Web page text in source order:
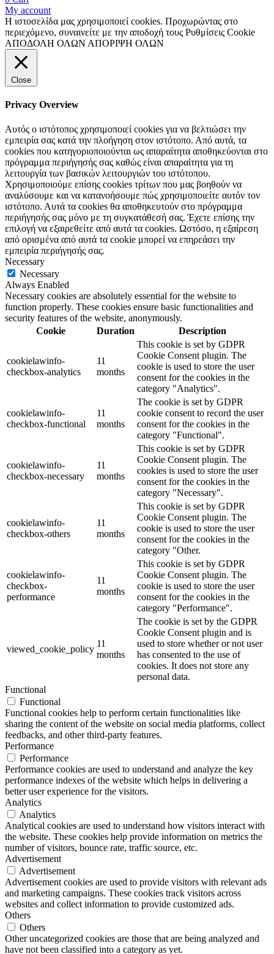
My account
Η ιστοσελίδα μας χρησιμοποιεί cookies. Προχωρώντας στο
περιεχόμενο, συναινείτε με την αποδοχή τους Ρυθμίσεις Cookie
ΑΠΟΔΟΛΗ ΟΛΩΝ ΑΠΟΡΙΨΗ ΟΛΩΝ
Close
Privacy Overview
Αυτός ο ιστότοπος χρησιμοποιεί cookies για να βελτιώσει την
εμπειρία σας κατά την πλοήγηση στον ιστότοπο. Από αυτά, τα
cookies που κατηγοριοποιούνται ως απαραίτητα αποθηκεύονται στο
πρόγραμμα περιήγησής σας καθώς είναι απαραίτητα για τη
λειτουργία των βασικών λειτουργιών του ιστότοπου.
Χρησιμοποιούμε επίσης cookies τρίτων που μας βοηθούν να
αναλύσουμε και να κατανοήσουμε πώς χρησιμοποιείτε αυτόν τον
ιστότοπο. Αυτά τα cookies θα αποθηκευτούν στο πρόγραμμα
περιήγησής σας μόνο με τη συγκατάθεσή σας. Έχετε επίσης την
επιλογή να εξαιρεθείτε από αυτά τα cookies. Ωστόσο, η εξαίρεση
από ορισμένα από αυτά τα cookie μπορεί να επηρεάσει την
εμπειρία περιήγησής σας.
Necessary
Necessary
Always Enabled
Necessary cookies are absolutely essential for the website to
function properly. These cookies ensure basic functionalities and
security features of the website, anonymously.
Cookie
Duration Description
cookielawinfo-
checkbox-analytics
11
months
This cookie is set by GDPR
Cookie Consent plugin. The
cookie is used to store the user
consent for the cookies in the
category "Analytics".
cookielawinfo-
checkbox-functional
11
months
The cookie is set by GDPR
cookie consent to record the user
consent for the cookies in the
category "Functional".
cookielawinfo-
checkbox-necessary
11
months
This cookie is set by GDPR
Cookie Consent plugin. The
cookies is used to store the user
consent for the cookies in the
category "Necessary".
cookielawinfo-
checkbox-others
11
months
This cookie is set by GDPR
Cookie Consent plugin. The
cookie is used to store the user
consent for the cookies in the
category "Other.
cookielawinfo-
checkbox-
performance
11
months
This cookie is set by GDPR
Cookie Consent plugin. The
cookie is used to store the user
consent for the cookies in the
category "Performance".
viewed_cookie_policy
11
months
The cookie is set by the GDPR
Cookie Consent plugin and is
used to store whether or not user
has consented to the use of
cookies. It does not store any
personal data.
Functional
Functional
Functional cookies help to perform certain functionalities like
sharing the content of the website on social media platforms, collect
feedbacks, and other third-party features.
Performance
Performance
Performance cookies are used to understand and analyze the key
performance indexes of the website which helps in delivering a
better user experience for the visitors.
Analytics
Analytics
Analytical cookies are used to understand how visitors interact with
the website. These cookies help provide information on metrics the
number of visitors, bounce rate, traffic source, etc.
Advertisement
Advertisement
Advertisement cookies are used to provide visitors with relevant ads
and marketing campaigns. These cookies track visitors across
websites and collect information to provide customized ads.
Others
Others
Other uncategorized cookies are those that are being analyzed and
have not been classified into a category as yet.